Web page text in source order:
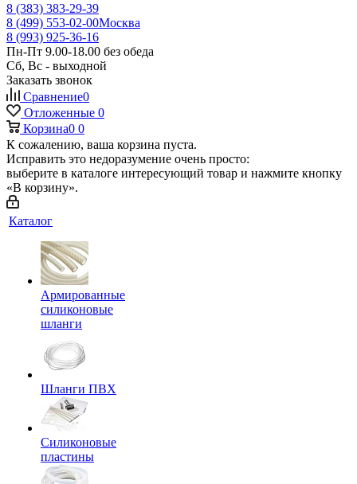
8 (383) 383-29-39
8 (499) 553-02-00Москва
8 (993) 925-36-16
Пн-Пт 9.00-18.00 без обеда
Сб, Вс - выходной
Заказать звонок
Сравнение0
Отложенные 0
Корзина0 0
К сожалению, ваша корзина пуста.
Исправить это недоразумение очень просто:
выберите в каталоге интересующий товар и нажмите кнопку
«В корзину».
Каталог
Армированные
силиконовые
шланги
Шланги ПВХ
Силиконовые
пластины